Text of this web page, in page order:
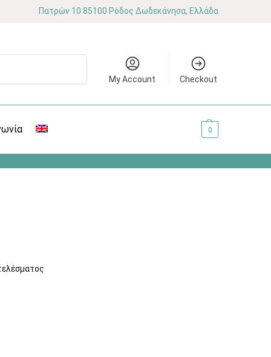
Πατρών 10 85100 Ρόδος Δωδεκάνησα, Ελλάδα
My Account Checkout
0